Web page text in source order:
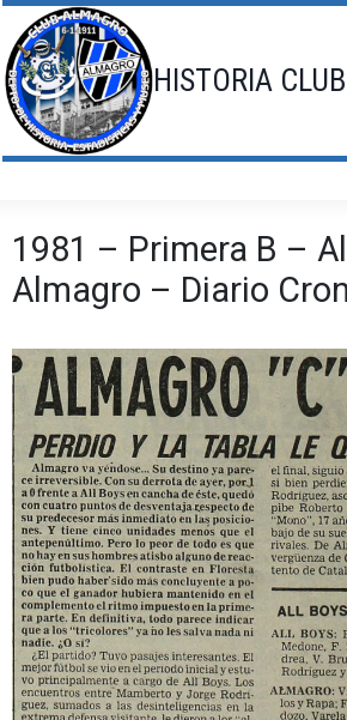
Saltar
al
contenido
HISTORIA
1981 – Primera B –
Almagro – Diario